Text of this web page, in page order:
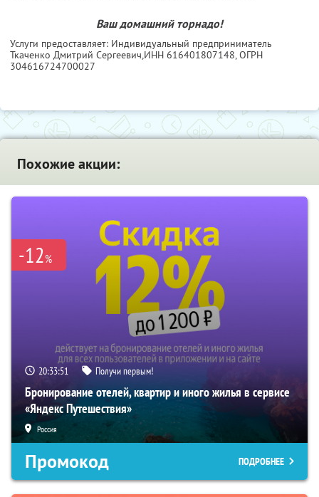
Ваш домашний торнадо!
Услуги предоставляет: Индивидуальный предприниматель
Ткаченко Дмитрий Сергеевич,ИНН 616401807148, ОГРН
304616724700027
Похожие акции:
-12%
20:33:50 Получи первым!
Бронирование отелей, квартир и иного жилья в сервисе
«Яндекс Путешествия»
Россия
Промокод ПОДРОБНЕЕ